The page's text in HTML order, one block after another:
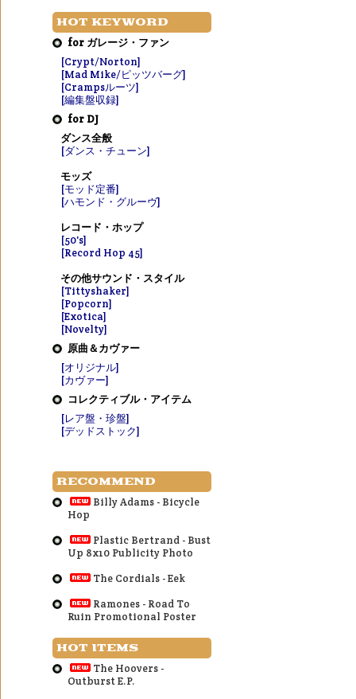
HOT KEYWORD
for ガレージ・ファン
[Crypt/Norton]
[Mad Mike/ピッツバーグ]
[Crampsルーツ]
[編集盤収録]
for DJ
ダンス全般
[ダンス・チューン]
モッズ
[モッド定番]
[ハモンド・グルーヴ]
レコード・ホップ
[50's]
[Record Hop 45]
その他サウンド・スタイル
[Tittyshaker]
[Popcorn]
[Exotica]
[Novelty]
原曲＆カヴァー
[オリジナル]
[カヴァー]
コレクティブル・アイテム
[レア盤・珍盤]
[デッドストック]
RECOMMEND
Billy Adams - Bicycle
Hop
Plastic Bertrand - Bust
Up 8x10 Publicity Photo
The Cordials - Eek
Ramones - Road To
Ruin Promotional Poster
HOT ITEMS
The Hoovers -
Outburst E.P.